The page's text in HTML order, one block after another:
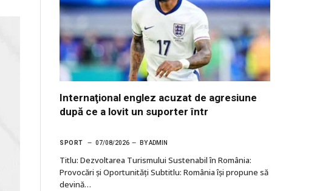
Internaţional englez acuzat de agresiune
după ce a lovit un suporter într
SPORT 07/08/2026 BY ADMIN
Titlu: Dezvoltarea Turismului Sustenabil în România:
Provocări și Oportunități Subtitlu: România își propune să
devină…